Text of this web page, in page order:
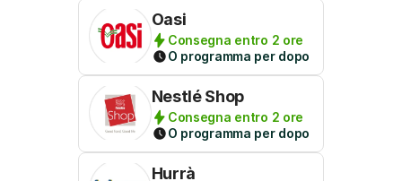
Oasi
Consegna entro 2 ore
O programma per dopo
Nestlé Shop
Consegna entro 2 ore
O programma per dopo
Hurrà